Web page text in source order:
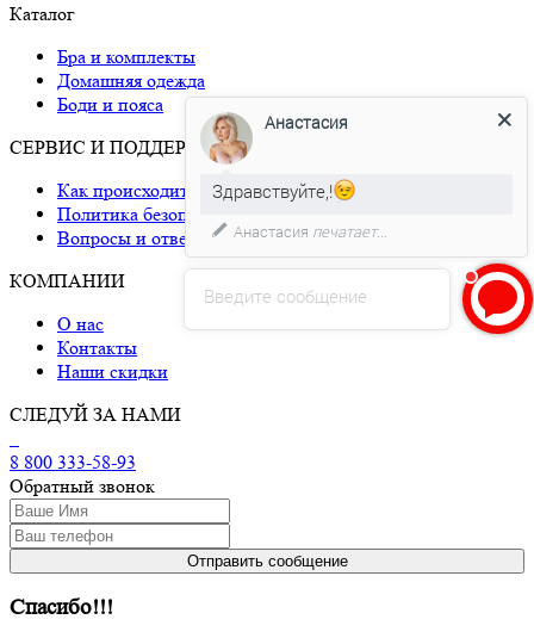
Каталог
Бра и комплекты
Домашняя одежда
Боди и пояса
СЕРВИС И ПОДДЕРЖКА
Как происходит доставка
Политика безопасности
Вопросы и ответы
КОМПАНИИ
О нас
Контакты
Наши скидки
СЛЕДУЙ ЗА НАМИ
8 800 333-58-93
Обратный звонок
Спасибо!!!
Введите сообщение
Анастасия
Здравствуйте,!
Анастасия печатает...